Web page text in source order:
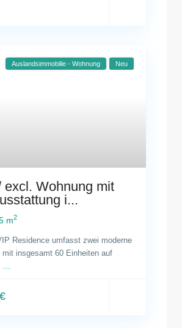
Auslandsimmobilie - Wohnung Neu
excl. Wohnung mit
i...
m2
Residence umfasst zwei moderne
mit insgesamt 60 Einheiten auf